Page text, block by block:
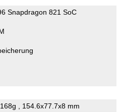
Snapdragon 821 SoC
, 154.6x77.7x8 mm